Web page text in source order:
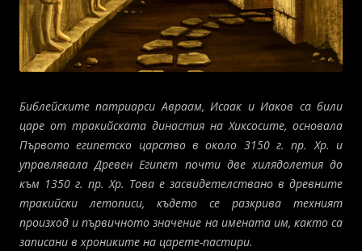
Библейските патриарси Авраам, Исаак и Иаков са били
царе от тракийската династия на Хиксосите, основала
Първото египетско царство в около 3150 г. пр. Хр. и
управлявала Древен Египет почти две хилядолетия до
към 1350 г. пр. Хр. Това е засвидетелствано в древните
тракийски летописи, където се разкрива техният
произход и първичното значение на имената им, както са
записани в хрониките на царете-пастири.